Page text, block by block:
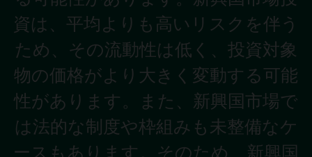
資は、平均よりも高いリスクを伴う
ため、その流動性は低く、投資対象
物の価格がより大きく変動する可能
性があります。また、新興国市場で
は法的な制度や枠組みも未整備なケ
ースもあります。そのため、新興国